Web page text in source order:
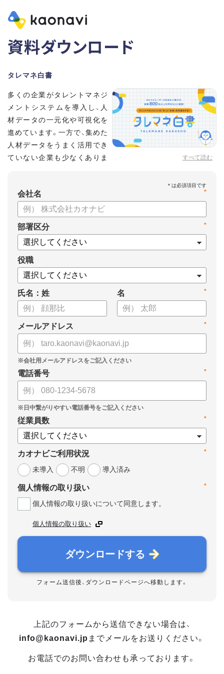
資料ダウンロード
タレマネ白書
すべて読む
多くの企業がタレントマネジ
メントシステムを導入し、人
材データの一元化や可視化を
進めています。一方で、集めた
人材データをうまく活用でき
ていない企業も少なくありま
こうした実情をふまえ、システム導入有無に留まらず、活用状
況や成果を明らかにすべく調査いたしました。
【資料の内容】
・タレントマネジメント推進の事業戦略貢献度
・タレントマネジメントシステム導入の手応え
・人事担当者以外でのカオナビ利用比率
これからのタレントマネジメントが目指すべき指針の参考と
して、ぜひお役立てください。
*
会社名
*
部署区分
役職
氏名：姓 *
名
*
メールアドレス
*
電話番号
*
従業員数
*
カオナビご利用状況
未導入
不明 導入済み
*
個人情報の取り扱い
個人情報の取り扱いについて同意します。
個人情報の取り扱い
ダウンロードする
フォーム送信後、ダウンロードページへ移動します。
上記のフォームから送信できない場合は、
info@kaonavi.jp までメールをお送りください。
お電話でのお問い合わせも承っております。